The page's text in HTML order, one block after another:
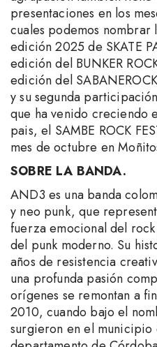
presentaciones en los
cuales podemos
edición 2025 de SKATE
edición del BUNKER
edición del
y su segunda
que ha venido creciendo
pais, el SAMBE ROCK
mes de octubre en
SOBRE LA BANDA.
AND3 es una banda
y neo punk, que
fuerza emocional del
del punk moderno. Su
años de resistencia
una profunda pasión
orígenes se remontan a
2010, cuando bajo el
surgieron en el